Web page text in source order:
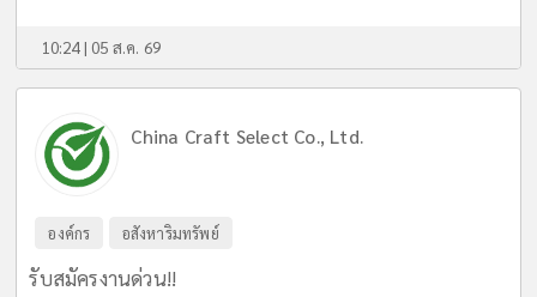
10:24 | 05 ส.ค. 69
China Craft Select Co., Ltd.
องค์กร อสังหาริมทรัพย์
รับสมัครงานด่วน!!